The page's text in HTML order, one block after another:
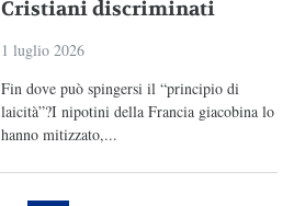
Cristiani discriminati
1 luglio 2026
Fin dove può spingersi il “principio di
laicità”?I nipotini della Francia giacobina lo
hanno mitizzato,...